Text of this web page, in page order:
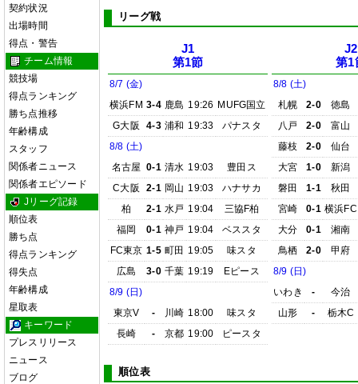
契約状況
出場時間
得点・警告
チーム情報
競技場
得点ランキング
勝ち点推移
年齢構成
スタッフ
関係者ニュース
関係者エピソード
Jリーグ記録
順位表
勝ち点
得点ランキング
得失点
年齢構成
星取表
キーワード
プレスリリース
ニュース
ブログ
リーグ戦
J1
第1節
8/7 (金)
横浜FM 3-4 鹿島 19:26 MUFG国立
G大阪
4-3 浦和 19:33
パナスタ
8/8 (土)
名古屋 0-1 清水 19:03
豊田ス
C大阪
2-1 岡山 19:03
ハナサカ
柏
2-1 水戸 19:04
三協F柏
福岡
0-1 神戸 19:04
ベススタ
FC東京 1-5 町田 19:05
味スタ
広島
3-0 千葉 19:19
Eピース
8/9 (日)
東京V
- 川崎 18:00
味スタ
長崎
- 京都 19:00 ピースタ
J2
第1
8/8 (土)
札幌
2-0
徳島
八戸
2-0
富山
藤枝
2-0
仙台
大宮
1-0
新潟
磐田
1-1
秋田
宮崎
0-1 横浜FC
大分
0-1
湘南
鳥栖
2-0
甲府
8/9 (日)
いわき
-
今治
山形
- 栃木C
順位表